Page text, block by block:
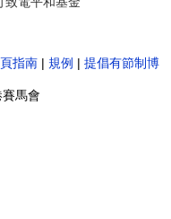
指南 | 規例 | 提倡有節制博
馬會